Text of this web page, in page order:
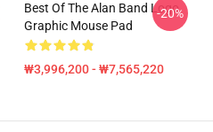
Best Of The Alan Band Logo
Graphic Mouse Pad
₩3,996,200 - ₩7,565,220
-20%